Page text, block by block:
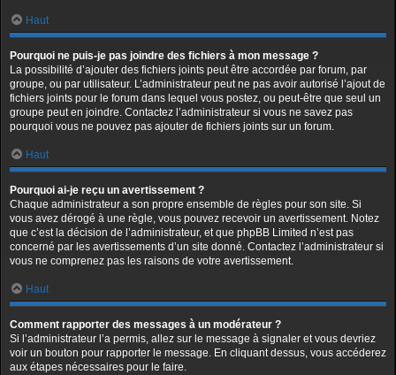
Haut
Pourquoi ne puis-je pas joindre des fichiers à mon message ?
La possibilité d’ajouter des fichiers joints peut être accordée par forum, par
groupe, ou par utilisateur. L’administrateur peut ne pas avoir autorisé l’ajout de
fichiers joints pour le forum dans lequel vous postez, ou peut-être que seul un
groupe peut en joindre. Contactez l’administrateur si vous ne savez pas
pourquoi vous ne pouvez pas ajouter de fichiers joints sur un forum.
Haut
Pourquoi ai-je reçu un avertissement ?
Chaque administrateur a son propre ensemble de règles pour son site. Si
vous avez dérogé à une règle, vous pouvez recevoir un avertissement. Notez
que c’est la décision de l’administrateur, et que phpBB Limited n’est pas
concerné par les avertissements d’un site donné. Contactez l’administrateur si
vous ne comprenez pas les raisons de votre avertissement.
Haut
Comment rapporter des messages à un modérateur ?
Si l’administrateur l’a permis, allez sur le message à signaler et vous devriez
voir un bouton pour rapporter le message. En cliquant dessus, vous accéderez
aux étapes nécessaires pour le faire.